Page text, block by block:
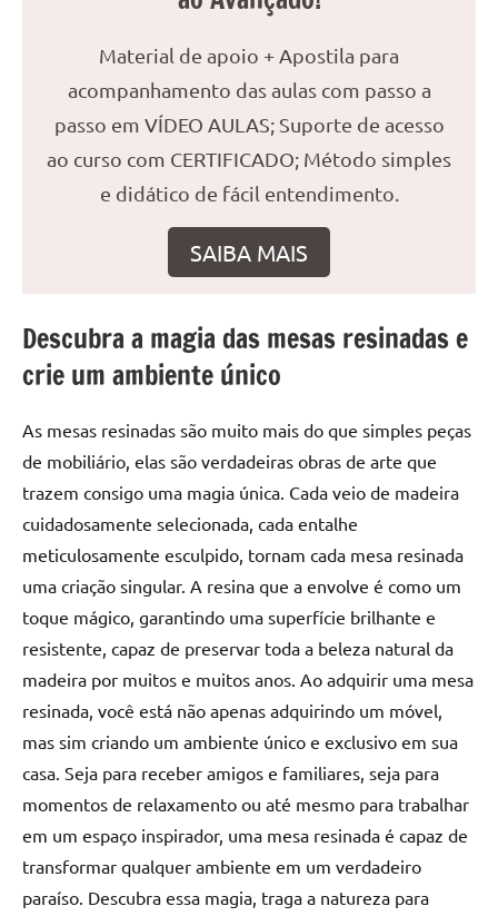
Nosso
conteúdo
melhores
práticas
e
para
criar
mesa
de
alta
qualidade,
como
Tables
e
mesas
de
tampinhas
Material de apoio + Apostila para
acompanhamento das aulas com passo a
passo em VÍDEO AULAS; Suporte de acesso
ao curso com CERTIFICADO; Método simples
e didático de fácil entendimento.
SAIBA MAIS
Descubra a magia das mesas resinadas e
crie um ambiente único
As mesas resinadas são muito mais do que simples peças
de mobiliário, elas são verdadeiras obras de arte que
trazem consigo uma magia única. Cada veio de madeira
cuidadosamente selecionada, cada entalhe
meticulosamente esculpido, tornam cada mesa resinada
uma criação singular. A resina que a envolve é como um
toque mágico, garantindo uma superfície brilhante e
resistente, capaz de preservar toda a beleza natural da
madeira por muitos e muitos anos. Ao adquirir uma mesa
resinada, você está não apenas adquirindo um móvel,
mas sim criando um ambiente único e exclusivo em sua
casa. Seja para receber amigos e familiares, seja para
momentos de relaxamento ou até mesmo para trabalhar
em um espaço inspirador, uma mesa resinada é capaz de
transformar qualquer ambiente em um verdadeiro
paraíso. Descubra essa magia, traga a natureza para